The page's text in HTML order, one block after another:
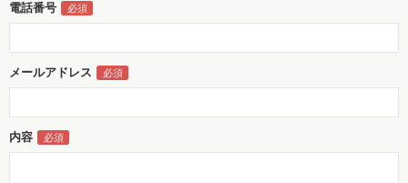
電話番号
メールアドレス
内容